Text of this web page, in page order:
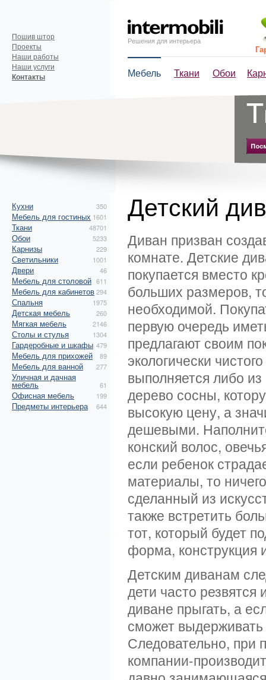
Решения для интерьера
Мебель Ткани Обои
Пошив штор
Проекты
Наши работы
Наши услуги
Контакты
Кухни 350
Мебель для гостиных 1601
Ткани 48701
Обои 5233
Карнизы 229
Светильники 1001
Двери 46
Мебель для столовой 611
Мебель для кабинетов294
Спальня 1975
Детская мебель 260
Мягкая мебель 2146
Столы и стулья 1304
Гардеробные и шкафы 479
Мебель для прихожей 89
Мебель для ванной 277
Уличная и дачная
мебель 61
Офисная мебель 199
Предметы интерьера 644
Детский
Диван призван
комнате. Детские
покупается вместо
больших размеров,
необходимой.
первую очередь
предлагают своим
экологически
выполняется либо
дерево сосны,
высокую цену, а
дешевыми.
конский волос,
если ребенок
материалы, то
сделанный из
также встретить
тот, который будет
форма, конструкция
Детским диванам
дети часто
диване прыгать, а
сможет выдерживать
Следовательно, при
компании-